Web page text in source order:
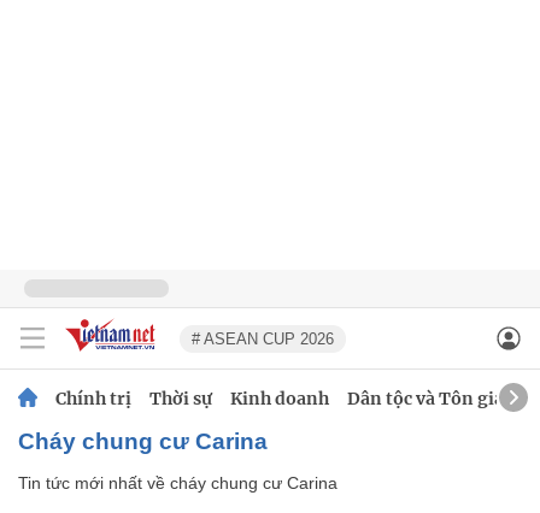
# ASEAN CUP 2026
Chính trị Thời sự Kinh doanh Dân tộc và Tôn giáo
cháy chung cư Carina
Tin tức mới nhất về cháy chung cư Carina